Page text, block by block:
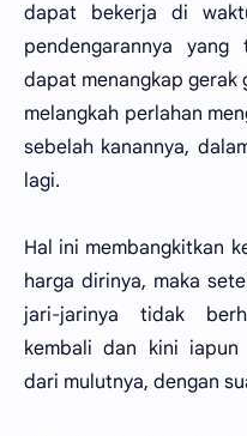
dapat bekerja di
pendengarannya
dapat menangkap gerak
melangkah perlahan
sebelah kanannya,
lagi.
Hal ini membangkitkan
harga dirinya, maka
jari-jarinya tidak
kembali dan kini iapun
dari mulutnya, dengan